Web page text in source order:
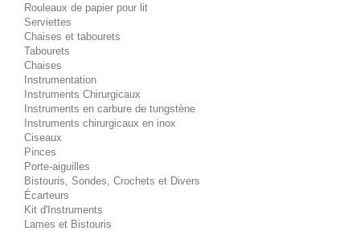
Rouleaux de papier pour lit
Serviettes
Chaises et tabourets
Tabourets
Chaises
Instrumentation
Instruments Chirurgicaux
Instruments en carbure de tungstène
Instruments chirurgicaux en inox
Ciseaux
Pinces
Porte-aiguilles
Bistouris, Sondes, Crochets et Divers
Écarteurs
Kit d'Instruments
Lames et Bistouris